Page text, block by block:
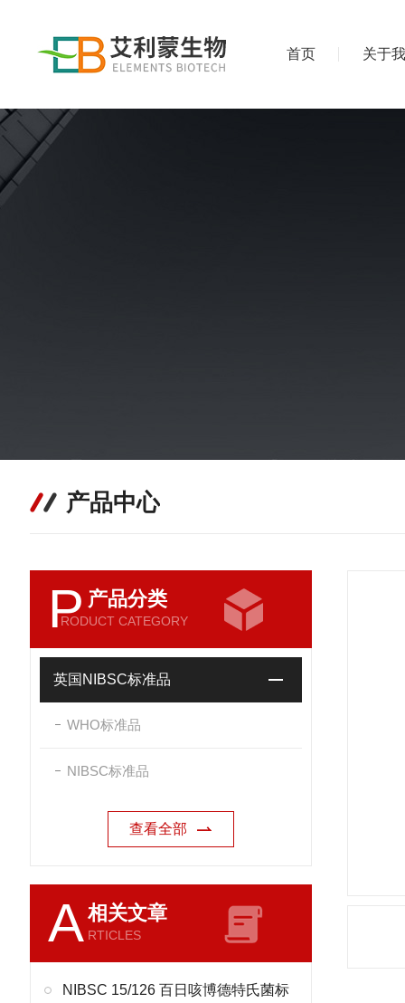
首页 关于
产品中心
P 产品分类
RODUCT CATEGORY
英国NIBSC标准品
WHO标准品
NIBSC标准品
查看全部
A相关文章
RTICLES
NIBSC 15/126 百日咳博德特氏菌标